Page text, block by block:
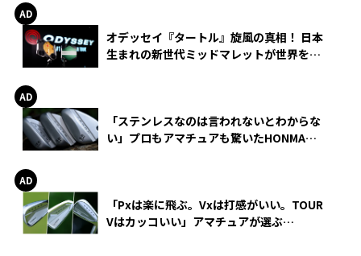
オデッセイ『タートル』旋風の真相！ 日本
生まれの新世代ミッドマレットが世界を席
「ステンレスなのは言われないとわからな
い」プロもアマチュアも驚いたHONMA
「Pxは楽に飛ぶ。Vxは打感がいい。TOUR
Vはカッコいい」アマチュアが選ぶ